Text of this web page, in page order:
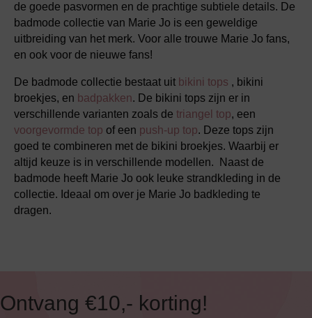
de goede pasvormen en de prachtige subtiele details. De
badmode collectie van Marie Jo is een geweldige
uitbreiding van het merk. Voor alle trouwe Marie Jo fans,
en ook voor de nieuwe fans!
De badmode collectie bestaat uit bikini tops , bikini
broekjes, en badpakken. De bikini tops zijn er in
verschillende varianten zoals de triangel top, een
voorgevormde top of een push-up top. Deze tops zijn
goed te combineren met de bikini broekjes. Waarbij er
altijd keuze is in verschillende modellen. Naast de
badmode heeft Marie Jo ook leuke strandkleding in de
collectie. Ideaal om over je Marie Jo badkleding te
dragen.
Ontvang €10,- korting!